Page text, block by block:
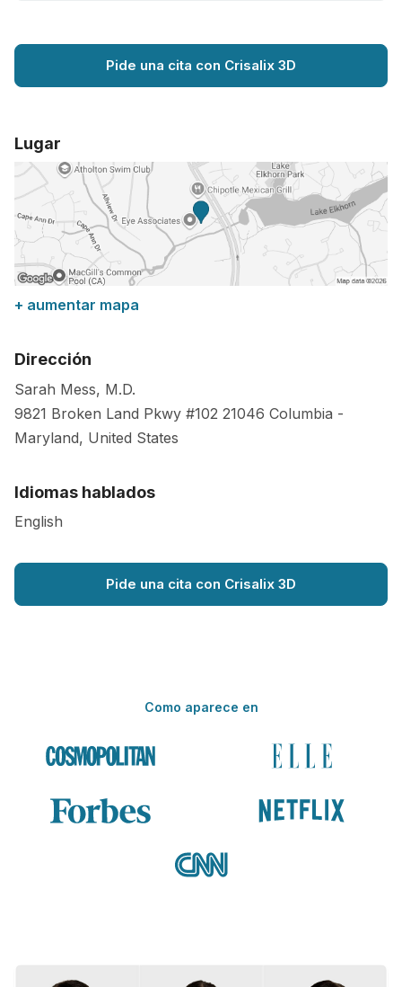
Pide una cita con Crisalix 3D
Lugar
+ aumentar mapa
Dirección
Sarah Mess, M.D.
9821 Broken Land Pkwy #102 21046 Columbia -
Maryland, United States
Idiomas hablados
English
Pide una cita con Crisalix 3D
Como aparece en